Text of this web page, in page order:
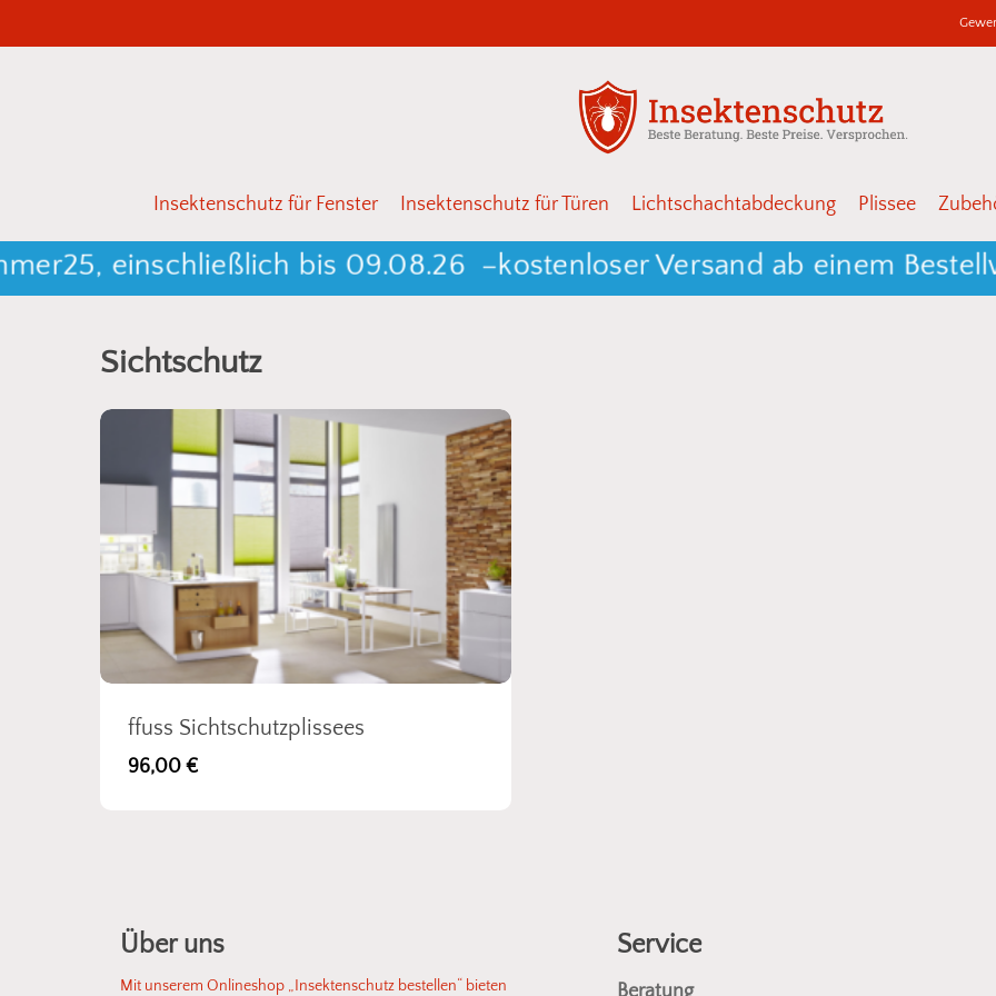
to
Drücken Sie Enter zum Suchen oder ESC zum Schließen
Insektenschutz für Fenster Insektenschutz für Türen Lichtschachtabdeckung Plissee
einschließlich bis 09.08.26 – kostenloser Versand ab einem
Sichtschutz
ffuss Sichtschutzplissees
96,00 €
Über uns
Mit unserem Onlineshop „Insektenschutz bestellen“ bieten
Service
Beratung